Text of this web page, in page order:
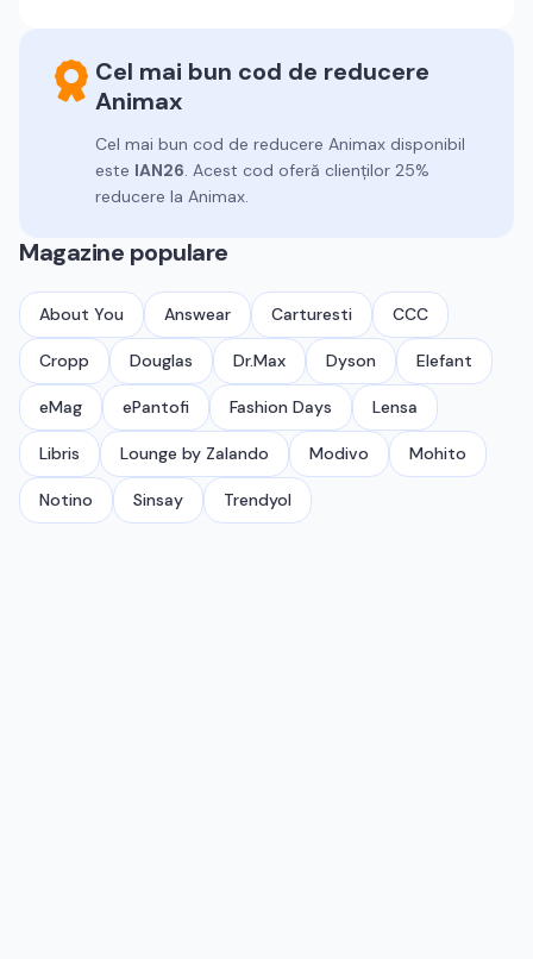
Cel mai bun cod de reducere
Animax
Cel mai bun cod de reducere Animax disponibil
este IAN26. Acest cod oferă clienților 25%
reducere la Animax.
Magazine populare
About You Answear Carturesti CCC
Cropp Douglas Dr.Max Dyson Elefant
eMag ePantofi Fashion Days Lensa
Libris Lounge by Zalando Modivo Mohito
Notino Sinsay Trendyol